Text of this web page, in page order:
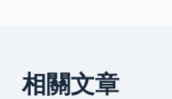
相關文章